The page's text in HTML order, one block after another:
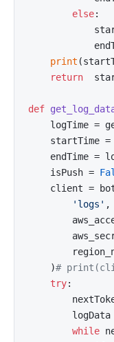
else:
print
return
def
logTime =
startTime =
endTime =
    isPush =
client =
'logs' ,
    )
#
try:
logData
while